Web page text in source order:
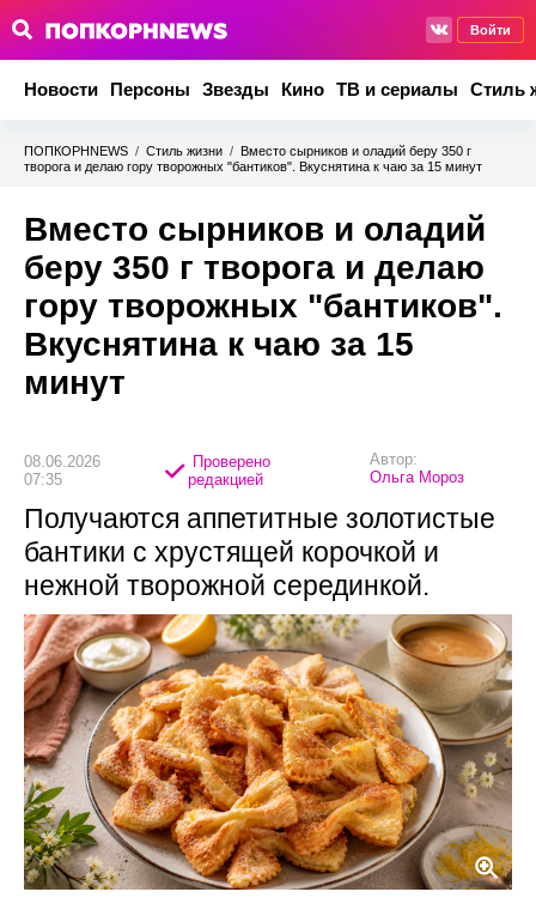
Войти
Новости Персоны Звезды Кино ТВ и сериалы Стиль
ПОПКОРНNEWS / Стиль жизни / Вместо сырников и оладий беру 350 г
творога и делаю гору творожных "бантиков". Вкуснятина к чаю за 15 минут
Вместо сырников и оладий
беру 350 г творога и делаю
гору творожных "бантиков".
Вкуснятина к чаю за 15
минут
08.06.2026
07:35
Проверено
редакцией
Автор:
Ольга Мороз
Получаются аппетитные золотистые
бантики с хрустящей корочкой и
нежной творожной серединкой.